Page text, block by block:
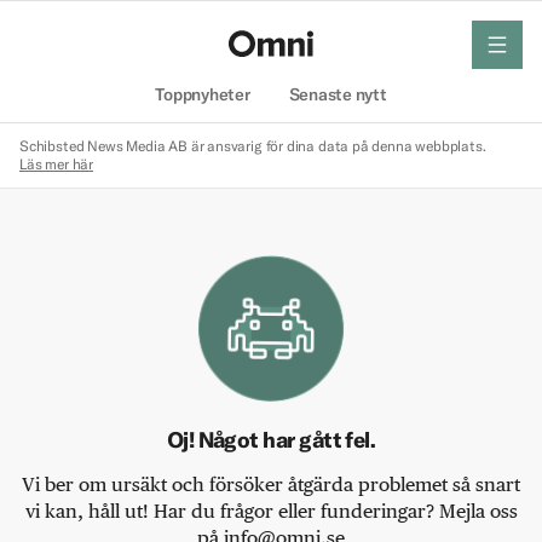
Toppnyheter Senaste nytt
meny
Schibsted News Media AB är ansvarig för dina data på denna webbplats.
Läs mer här
Oj! Något har gått fel.
Vi ber om ursäkt och försöker åtgärda problemet så snart
vi kan, håll ut! Har du frågor eller funderingar? Mejla oss